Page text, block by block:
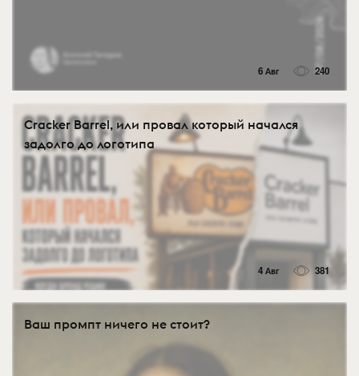
6 Авг 240
Cracker Barrel, или провал который начался
задолго до логотипа
4 Авг 381
Ваш промпт ничего не стоит?